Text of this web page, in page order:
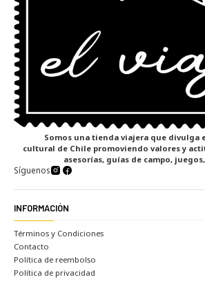
Somos una tienda viajera que divulga
cultural de Chile promoviendo valores y
asesorías, guías de campo,
Síguenos
INFORMACIÓN
Términos y Condiciones
Contacto
Política de reembolso
Política de privacidad